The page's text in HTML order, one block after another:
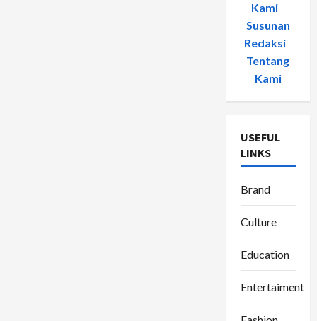
Kami
Susunan
Redaksi-
Tentang
Kami
USEFUL
LINKS
Brand
Culture
Education
Entertaiment